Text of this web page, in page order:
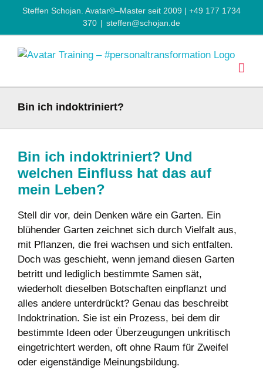
springen
Steffen Schojan. Avatar®–Master seit 2009 | +49 177 1734
370 | steffen@schojan.de
Bin ich indoktriniert?
Bin ich indoktriniert? Und
welchen Einfluss hat das auf
mein Leben?
Stell dir vor, dein Denken wäre ein Garten. Ein
blühender Garten zeichnet sich durch Vielfalt aus,
mit Pflanzen, die frei wachsen und sich entfalten.
Doch was geschieht, wenn jemand diesen Garten
betritt und lediglich bestimmte Samen sät,
wiederholt dieselben Botschaften einpflanzt und
alles andere unterdrückt? Genau das beschreibt
Indoktrination. Sie ist ein Prozess, bei dem dir
bestimmte Ideen oder Überzeugungen unkritisch
eingetrichtert werden, oft ohne Raum für Zweifel
oder eigenständige Meinungsbildung.